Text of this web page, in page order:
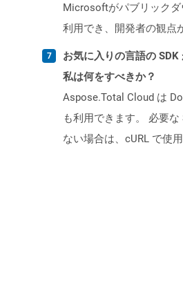
Microsoftがパブリック
利用でき、開発者の観点
お気に入りの言語の SDK
私は何をすべきか？
Aspose.Total Cloud は
も利用できます。 必要な
ない場合は、cURL で使